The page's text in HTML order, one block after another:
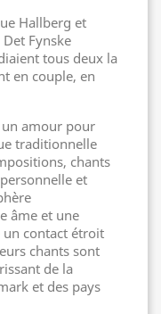
Hallberg et
Fynske
tous deux la
en couple, en
amour pour
traditionnelle
chants
et
âme et une
contact étroit
chants sont
de la
et des pays